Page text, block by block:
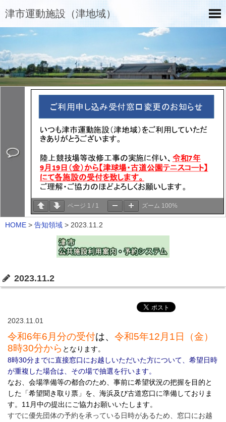
津市運動施設（津地域）
ページ 1 / 1 ズーム 100%
HOME > 告知領域 > 2023.11.2
2023.11.2
2023.11.01
令和6年6月分の受付は、 令和5年12月1日（金）
8時30分から となります。
8時30分までに直接窓口にお越しいただいた方について、希望日時
が重複した場合は、その場で抽選を行います。
なお、会場準備等の都合のため、事前に希望状況の把握を目的と
した「希望聞き取り票」を、 海浜及び古道窓口に準備しておりま
す。11月中の提出にご協力お願いいたします。
すでに優先団体の予約を承っている日時があるため、窓口にお越